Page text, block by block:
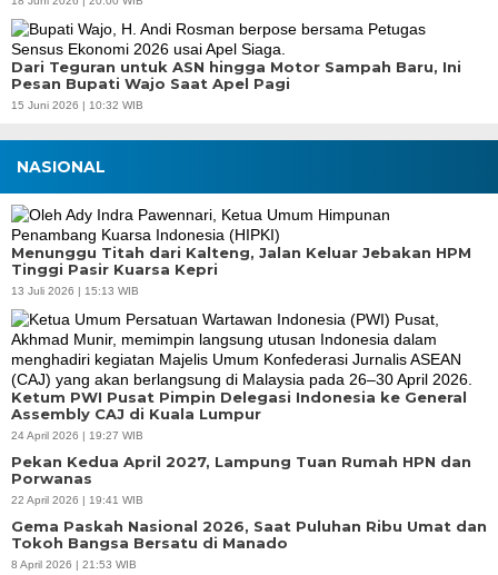
Dari Teguran untuk ASN hingga Motor Sampah Baru, Ini
Pesan Bupati Wajo Saat Apel Pagi
15 Juni 2026 | 10:32 WIB
NASIONAL
Menunggu Titah dari Kalteng, Jalan Keluar Jebakan HPM
Tinggi Pasir Kuarsa Kepri
13 Juli 2026 | 15:13 WIB
Ketum PWI Pusat Pimpin Delegasi Indonesia ke General
Assembly CAJ di Kuala Lumpur
24 April 2026 | 19:27 WIB
Pekan Kedua April 2027, Lampung Tuan Rumah HPN dan
Porwanas
22 April 2026 | 19:41 WIB
Gema Paskah Nasional 2026, Saat Puluhan Ribu Umat dan
Tokoh Bangsa Bersatu di Manado
8 April 2026 | 21:53 WIB